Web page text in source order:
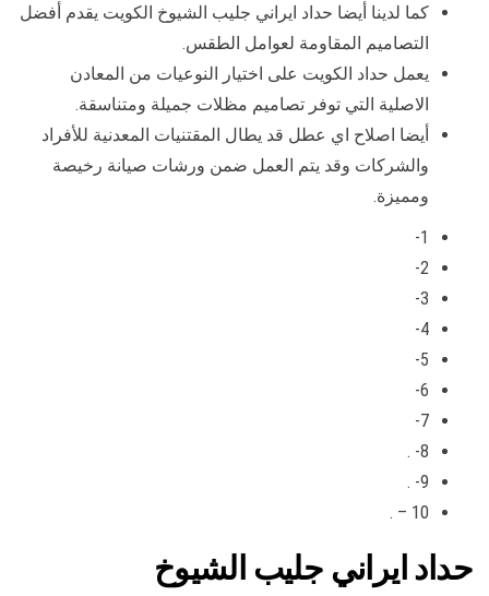
كما لدينا أيضا حداد ايراني جليب الشيوخ الكويت يقدم أفضل
التصاميم المقاومة لعوامل الطقس.
يعمل حداد الكويت على اختيار النوعيات من المعادن
الاصلية التي توفر تصاميم مظلات جميلة ومتناسقة.
أيضا اصلاح اي عطل قد يطال المقتنيات المعدنية للأفراد
والشركات وقد يتم العمل ضمن ورشات صيانة رخيصة
ومميزة.
1-
2-
3-
4-
5-
6-
7-
8- .
9- .
10 – .
حداد ايراني جليب الشيوخ